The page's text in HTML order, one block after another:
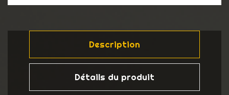
Description
Détails du produit